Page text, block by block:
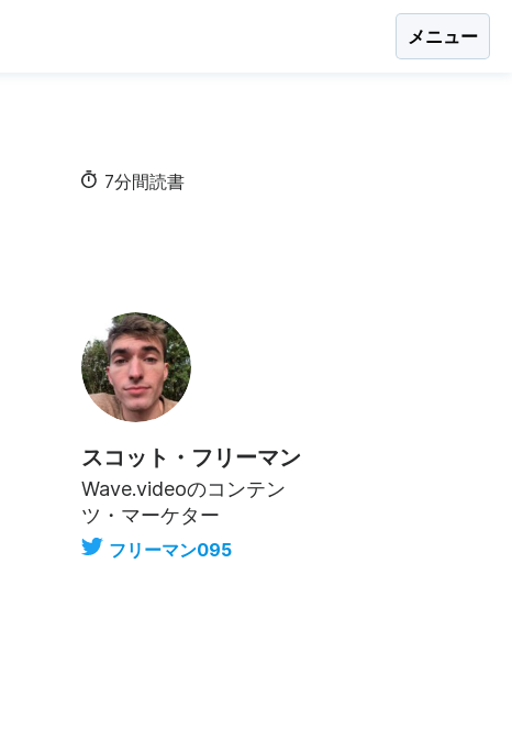
メニュー
7分間読書
スコット・フリーマン
Wave.videoのコンテン
ツ・マーケター
フリーマン095